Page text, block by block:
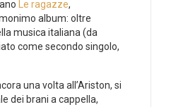
Le ragazze,
album: oltre
musica italiana (da
come secondo singolo,
una volta all’Ariston, si
dei brani a cappella,